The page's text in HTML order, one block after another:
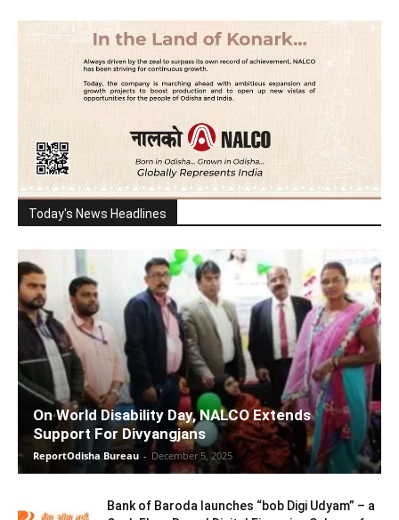
Today's News Headlines
On World Disability Day, NALCO Extends
Support For Divyangjans
ReportOdisha Bureau - December 5, 2025
Bank of Baroda launches “bob Digi Udyam” – a